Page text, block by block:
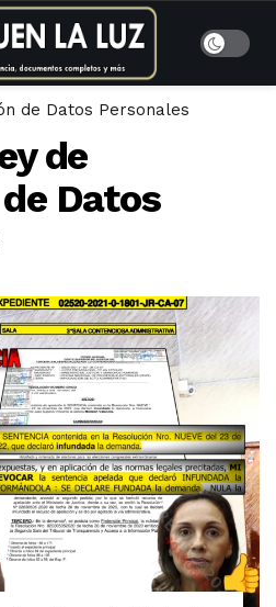
de Datos Personales
de
Datos